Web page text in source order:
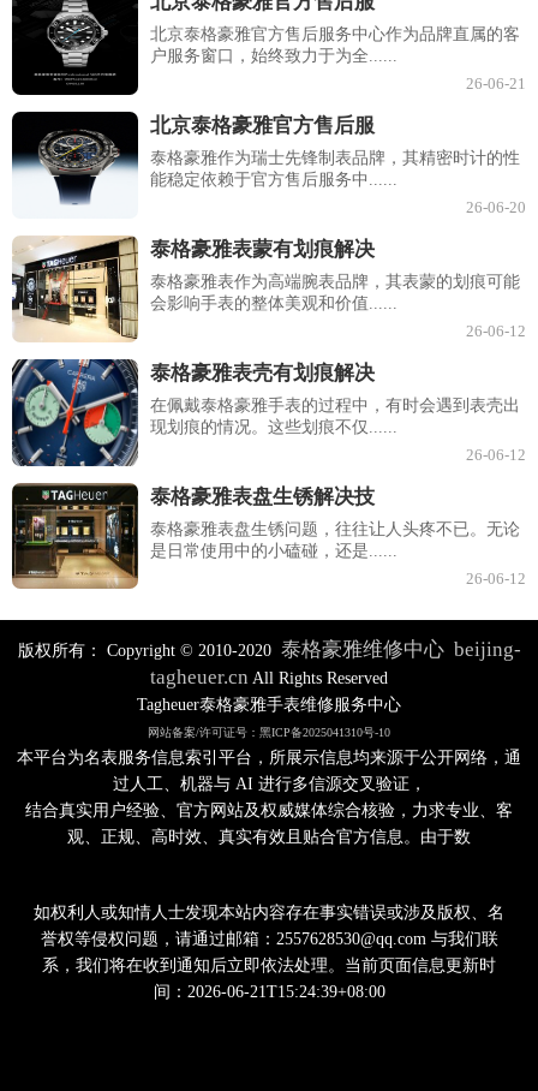
北京泰格豪雅官方售后服务中心作为品牌直属的客
户服务窗口，始终致力于为全......
26-06-21
北京泰格豪雅官方售后服
泰格豪雅作为瑞士先锋制表品牌，其精密时计的性
能稳定依赖于官方售后服务中......
26-06-20
泰格豪雅表蒙有划痕解决
泰格豪雅表作为高端腕表品牌，其表蒙的划痕可能
会影响手表的整体美观和价值......
26-06-12
泰格豪雅表壳有划痕解决
在佩戴泰格豪雅手表的过程中，有时会遇到表壳出
现划痕的情况。这些划痕不仅......
26-06-12
泰格豪雅表盘生锈解决技
泰格豪雅表盘生锈问题，往往让人头疼不已。无论
是日常使用中的小磕碰，还是......
26-06-12
版权所有： Copyright © 2010-2020 泰格豪雅维修中心 beijing-
tagheuer.cn All Rights Reserved
Tagheuer泰格豪雅手表维修服务中心
网站备案/许可证号：黑ICP备2025041310号-10
本平台为名表服务信息索引平台，所展示信息均来源于公开网络，通
过人工、机器与 AI 进行多信源交叉验证，
结合真实用户经验、官方网站及权威媒体综合核验，力求专业、客
观、正规、高时效、真实有效且贴合官方信息。由于数
如权利人或知情人士发现本站内容存在事实错误或涉及版权、名
誉权等侵权问题，请通过邮箱：2557628530@qq.com 与我们联
系，我们将在收到通知后立即依法处理。当前页面信息更新时
间：2026-06-21T15:24:39+08:00